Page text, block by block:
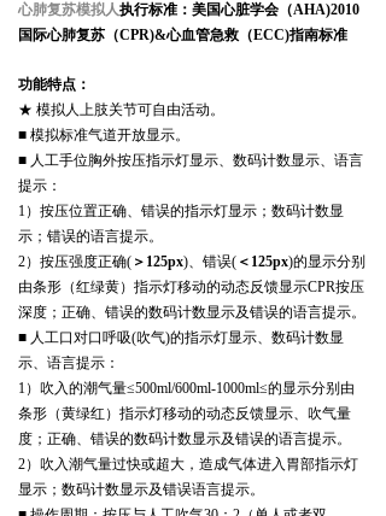
心肺复苏模拟人执行标准：美国心脏学会（AHA)2010
国际心肺复苏（CPR)&心血管急救（ECC)指南标准
功能特点：
★ 模拟人上肢关节可自由活动。
■ 模拟标准气道开放显示。
■ 人工手位胸外按压指示灯显示、数码计数显示、语言
提示：
1）按压位置正确、错误的指示灯显示；数码计数显
示；错误的语言提示。
2）按压强度正确( ＞ 125px)、错误( ＜ 125px)的显示分别
由条形（红绿黄）指示灯移动的动态反馈显示CPR按压
深度；正确、错误的数码计数显示及错误的语言提示。
■ 人工口对口呼吸(吹气)的指示灯显示、数码计数显
示、语言提示：
1）吹入的潮气量≤500ml/600ml-1000ml≤的显示分别由
条形（黄绿红）指示灯移动的动态反馈显示、吹气量
度；正确、错误的数码计数显示及错误的语言提示。
2）吹入潮气量过快或超大，造成气体进入胃部指示灯
显示；数码计数显示及错误语言提示。